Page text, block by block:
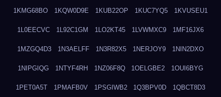
1KMG68BO 1KQW0D9E 1KUB22OP 1KUC7YQ5 1KVUSEU1
1L0EECVC 1L92C1GM 1LO2KT45 1LVWMXC9 1MF16JX6
1MZGQ4D3 1N3AELFF 1N3R82X5 1NERJOY9 1NIN2DXO
1NIPGIQG 1NTYF4RH 1NZ06F8Q 1OELGBE2 1OUI6BYG
1PET0A5T 1PMAFB0V 1PSGIWB2 1Q3BPV0D 1QBCT8D3